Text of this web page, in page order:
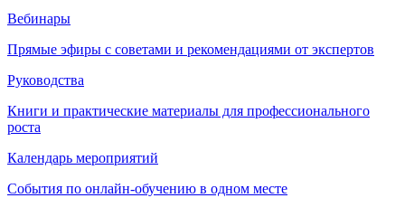
Вебинары
Прямые эфиры с советами и рекомендациями от экспертов
Руководства
Книги и практические материалы для профессионального
роста
Календарь мероприятий
События по онлайн-обучению в одном месте